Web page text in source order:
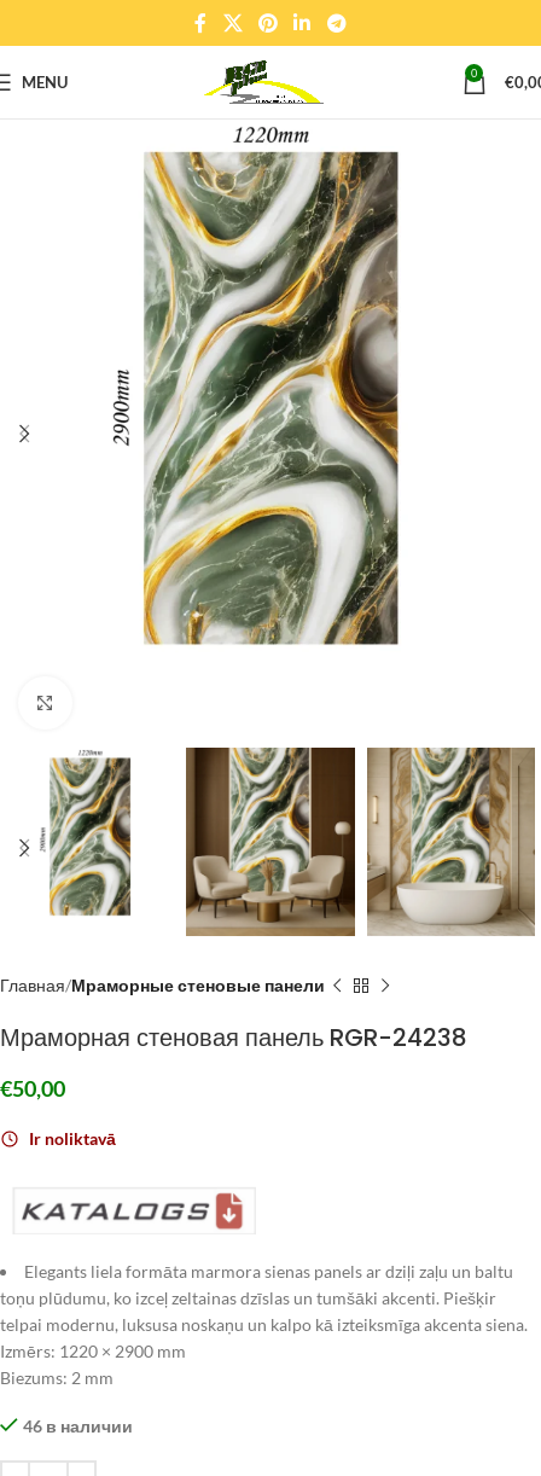
MENU 0 €
Главная Мраморные стеновые панели
Мраморная стеновая панель RGR-24238
€50,00
Ir noliktavā
Elegants liela formāta marmora sienas panels ar dziļi zaļu un baltu
toņu plūdumu, ko izceļ zeltainas dzīslas un tumšāki akcenti. Piešķir
telpai modernu, luksusa noskaņu un kalpo kā izteiksmīga akcenta siena.
Izmērs: 1220 × 2900 mm
Biezums: 2 mm
46 в наличии